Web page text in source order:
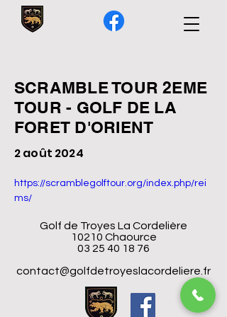
SCRAMBLE TOUR 2EME
TOUR - GOLF DE LA
FORET D'ORIENT
2 août 2024
https://scramblegolftour.org/index.php/rei
ms/
Golf de Troyes La Cordelière
10210 Chaource
03 25 40 18 76
contact@golfdetroyeslacordeliere.fr